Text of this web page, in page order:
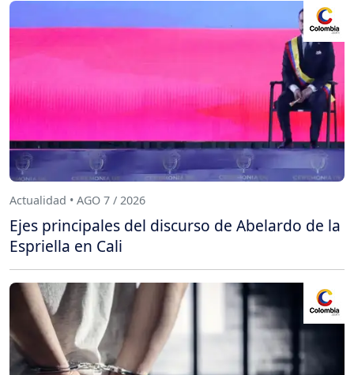
Actualidad • AGO 7 / 2026
Ejes principales del discurso de Abelardo de la
Espriella en Cali